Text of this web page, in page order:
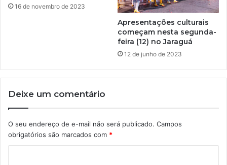
16 de novembro de 2023
Apresentações culturais
começam nesta segunda-
feira (12) no Jaraguá
12 de junho de 2023
Deixe um comentário
O seu endereço de e-mail não será publicado. Campos
obrigatórios são marcados com *